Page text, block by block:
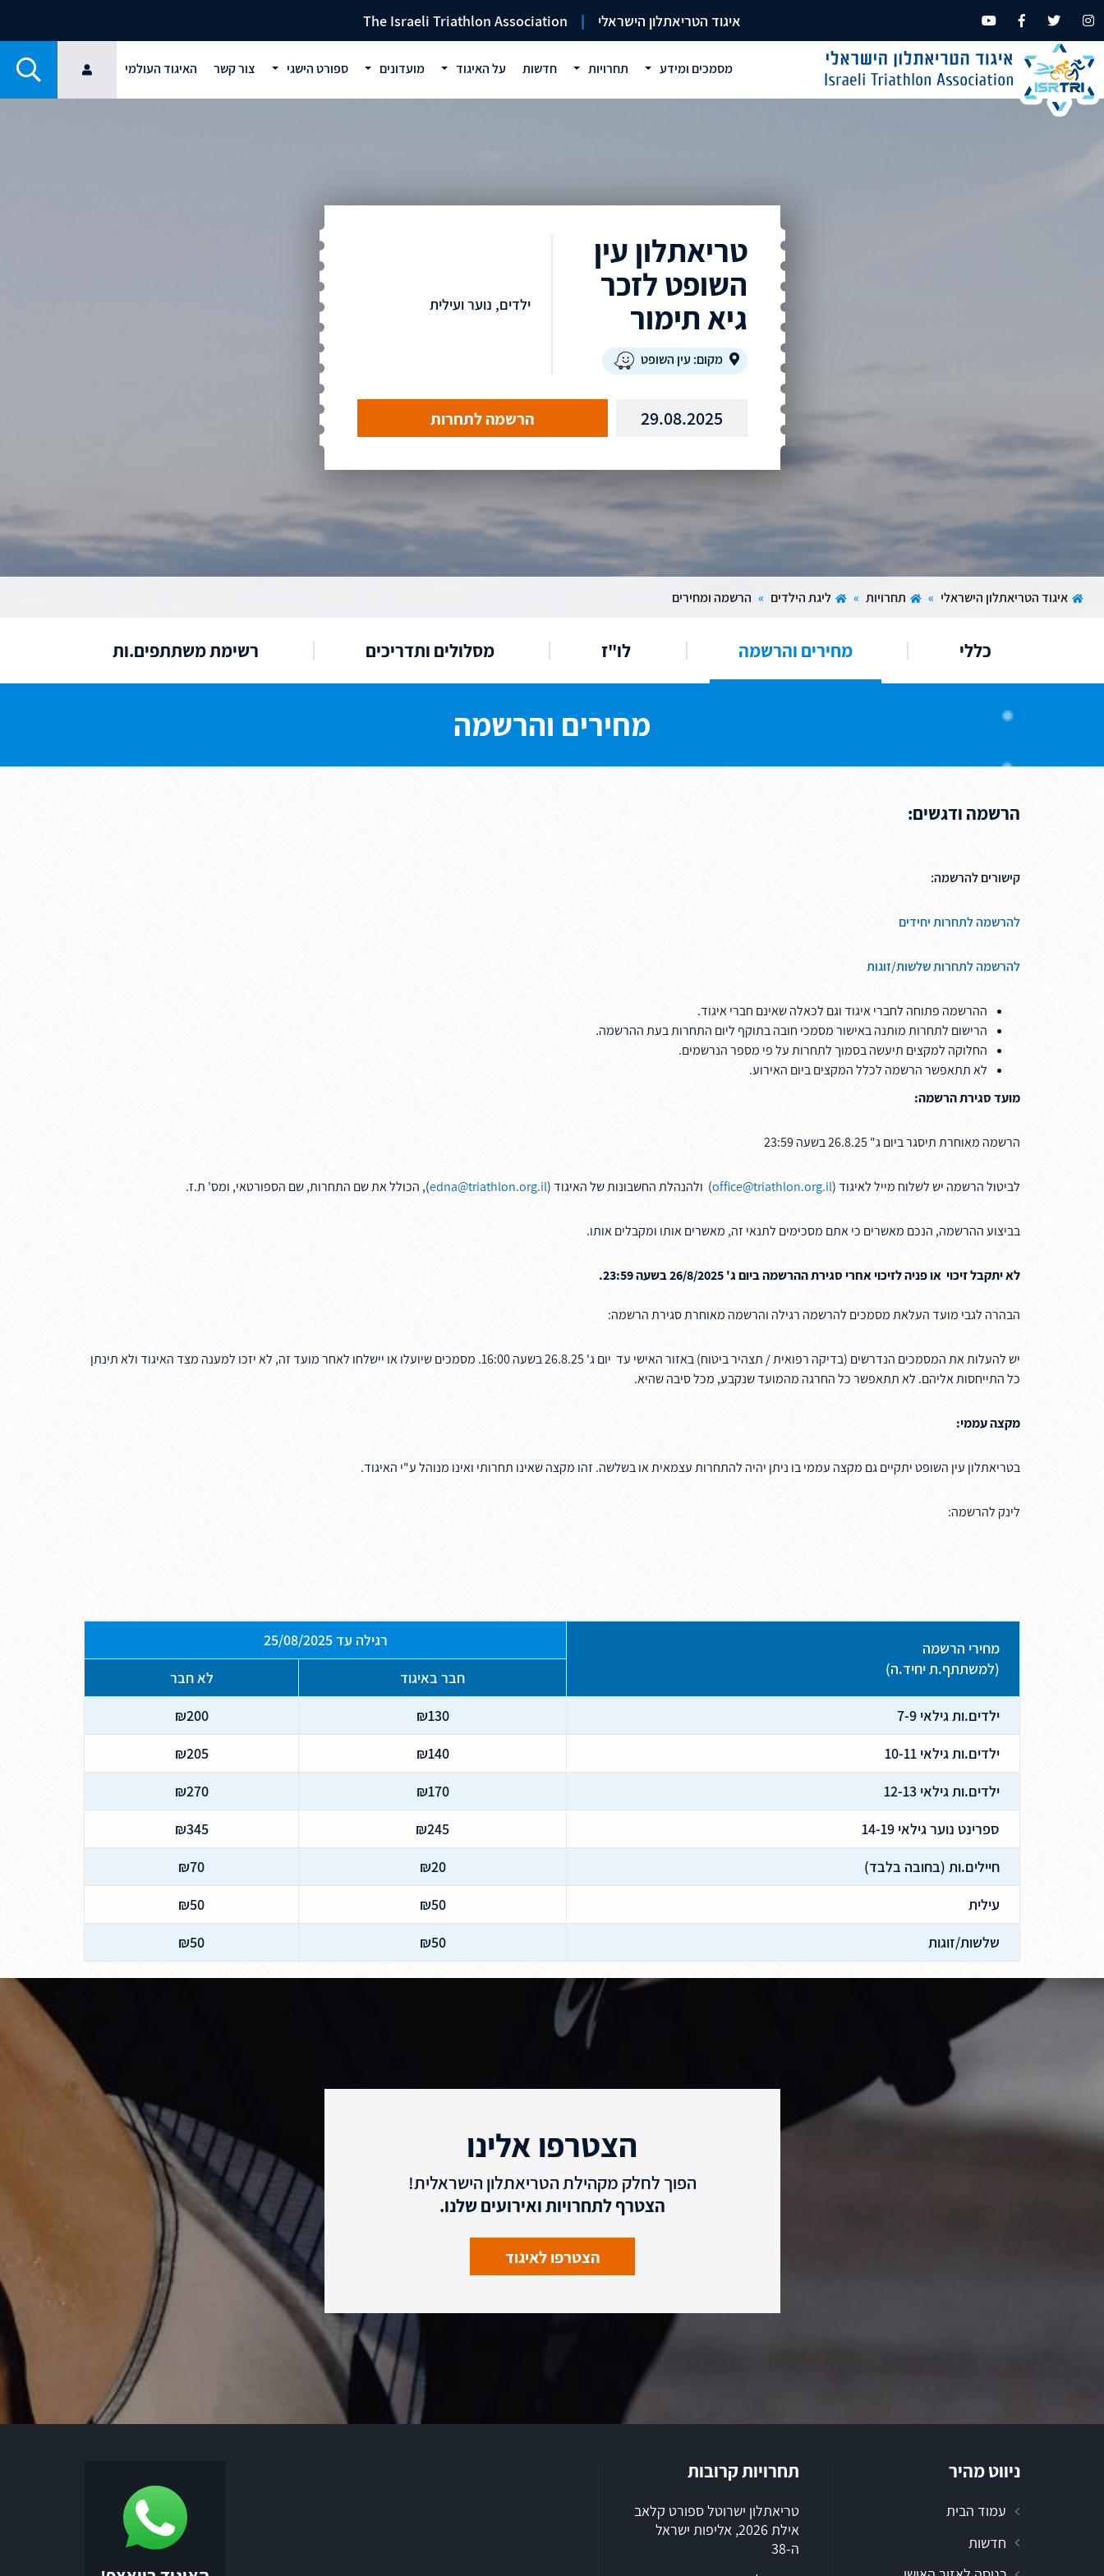
איגוד הטריאתלון הישראלי |
The Israeli Triathlon Association
מסמכים ומידע תחרויות חדשות על האיגוד מועדונים ספורט הישגי צור קשר האיגוד העולמי
טריאתלון עין
השופט לזכר
גיא תימור
מקום: עין השופט
ילדים, נוער ועילית
29.08.2025 הרשמה לתחרות
איגוד הטריאתלון הישראלי » תחרויות » ליגת הילדים » הרשמה ומחירים
כללי מחירים והרשמה לו"ז מסלולים ותדריכים רשימת משתתפים.ות
מחירים והרשמה
הרשמה ודגשים:
קישורים להרשמה:
להרשמה לתחרות יחידים
להרשמה לתחרות שלשות/זוגות
ההרשמה פתוחה לחברי איגוד וגם לכאלה שאינם חברי איגוד.
הרישום לתחרות מותנה באישור מסמכי חובה בתוקף ליום התחרות בעת ההרשמה.
החלוקה למקצים תיעשה בסמוך לתחרות על פי מספר הנרשמים.
לא תתאפשר הרשמה לכלל המקצים ביום האירוע.
מועד סגירת הרשמה:
הרשמה מאוחרת תיסגר ביום ג" 26.8.25 בשעה 23:59
לביטול הרשמה יש לשלוח מייל לאיגוד (office@triathlon.org.il) ולהנהלת החשבונות של האיגוד (edna@triathlon.org.il), הכולל את שם התחרות, שם הספורטאי, ומס' ת.ז.
בביצוע ההרשמה, הנכם מאשרים כי אתם מסכימים לתנאי זה, מאשרים אותו ומקבלים אותו.
לא יתקבל זיכוי או פניה לזיכוי אחרי סגירת ההרשמה ביום ג' 26/8/2025 בשעה 23:59.
הבהרה לגבי מועד העלאת מסמכים להרשמה רגילה והרשמה מאוחרת סגירת הרשמה:
יש להעלות את המסמכים הנדרשים (בדיקה רפואית / תצהיר ביטוח) באזור האישי עד יום ג' 26.8.25 בשעה 16:00. מסמכים שיועלו או יישלחו לאחר מועד זה, לא יזכו למענה מצד האיגוד ולא תינתן
כל התייחסות אליהם. לא תתאפשר כל החרגה מהמועד שנקבע, מכל סיבה שהיא.
מקצה עממי:
בטריאתלון עין השופט יתקיים גם מקצה עממי בו ניתן יהיה להתחרות עצמאית או בשלשה. זהו מקצה שאינו תחרותי ואינו מנוהל ע"י האיגוד.
לינק להרשמה:
מחירי הרשמה
(למשתתף.ת יחיד.ה)
רגילה עד 25/08/2025
חבר באיגוד
לא חבר
ילדים.ות גילאי 7-9
₪130
₪200
ילדים.ות גילאי 10-11
₪140
₪205
ילדים.ות גילאי 12-13
₪170
₪270
ספרינט נוער גילאי 14-19
₪245
₪345
חיילים.ות (בחובה בלבד)
₪20
₪70
עילית
₪50
₪50
שלשות/זוגות
₪50
₪50
הצטרפו אלינו
הפוך לחלק מקהילת הטריאתלון הישראלית!
הצטרף לתחרויות ואירועים שלנו.
הצטרפו לאיגוד
ניווט מהיר
עמוד הבית
חדשות
תחרויות קרובות
טריאתלון ישרוטל ספורט קלאב
אילת 2026, אליפות ישראל
ה-38